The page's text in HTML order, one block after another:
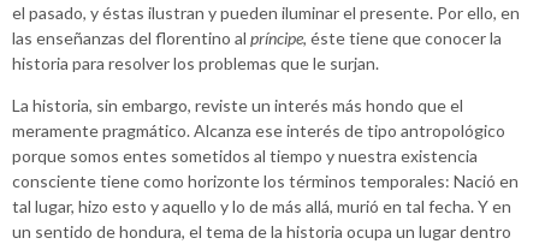
el pasado, y éstas ilustran y pueden iluminar el presente. Por ello, en
las enseñanzas del florentino al príncipe, éste tiene que conocer la
historia para resolver los problemas que le surjan.
La historia, sin embargo, reviste un interés más hondo que el
meramente pragmático. Alcanza ese interés de tipo antropológico
porque somos entes sometidos al tiempo y nuestra existencia
consciente tiene como horizonte los términos temporales: Nació en
tal lugar, hizo esto y aquello y lo de más allá, murió en tal fecha. Y en
un sentido de hondura, el tema de la historia ocupa un lugar dentro